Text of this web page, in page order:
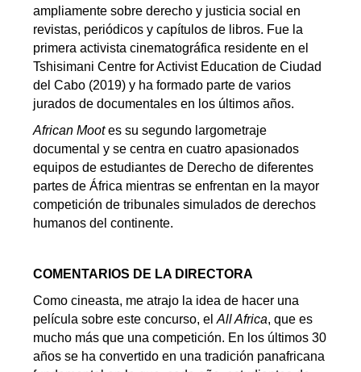
ampliamente sobre derecho y justicia social en
revistas, periódicos y capítulos de libros. Fue la
primera activista cinematográfica residente en el
Tshisimani Centre for Activist Education de Ciudad
del Cabo (2019) y ha formado parte de varios
jurados de documentales en los últimos años.
African Moot es su segundo largometraje
documental yse centra en cuatro apasionados
equipos de estudiantes de Derecho de diferentes
partes de África mientras se enfrentan en la mayor
competición de tribunales simulados de derechos
humanos del continente.
COMENTARIOS DE LA DIRECTORA
Como cineasta, me atrajo la idea de hacer una
película sobre este concurso, elAll Africa, que es
mucho más que una competición. En los últimos 30
años se ha convertido en una tradición panafricana